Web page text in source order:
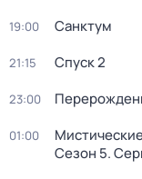
19:00 Caнктум
21:15 Спуск 2
23:00
01:00
Сезон 5.